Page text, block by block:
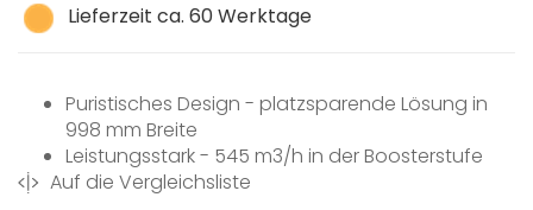
Lieferzeit ca. 60 Werktage
Puristisches Design - platzsparende Lösung in
998 mm Breite
Leistungsstark - 545 m3/h in der Boosterstufe
Effiziente Filterung - 10-lagiger Edelstahl-
Auf die Vergleichsliste